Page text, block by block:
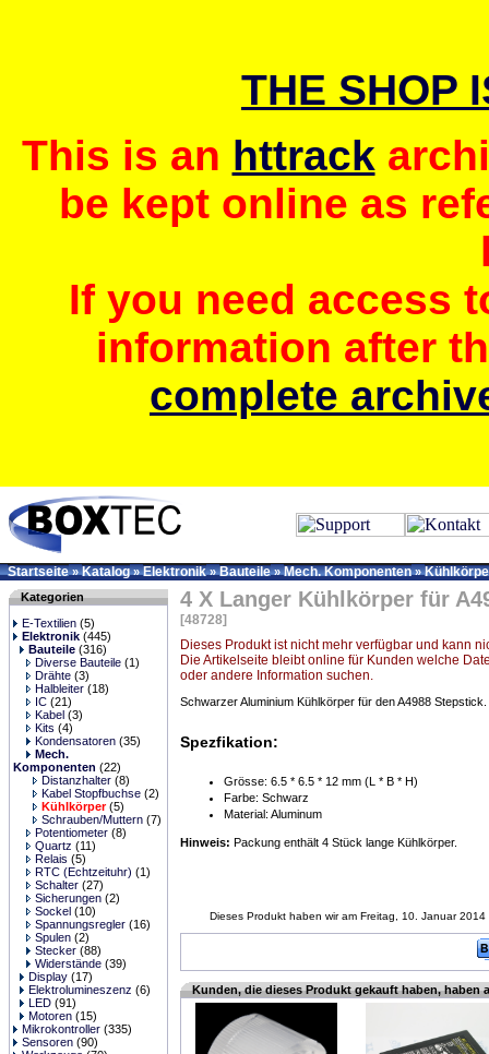
THE SHOP
This is an httrack
be kept online as
If you need access
information after
complete
Startseite»Katalog»Elektronik»Bauteile»Mech. Komponenten»
Kategorien
E-Textilien (5)
Elektronik (445)
Bauteile (316)
Diverse Bauteile (1)
Drähte (3)
Halbleiter (18)
IC (21)
Kabel (3)
Kits (4)
Kondensatoren (35)
Mech.
Komponenten (22)
Distanzhalter (8)
Kabel Stopfbuchse (2)
Kühlkörper(5)
Schrauben/Muttern (7)
Potentiometer (8)
Quartz (11)
Relais (5)
RTC (Echtzeituhr) (1)
Schalter (27)
Sicherungen (2)
Sockel (10)
Spannungsregler (16)
Spulen (2)
Stecker (88)
Widerstände (39)
Display (17)
Elektrolumineszenz (6)
LED (91)
Motoren (15)
Mikrokontroller (335)
Sensoren (90)
4 X Langer Kühlkörper für
[48728]
Dieses Produkt ist nicht mehr verfügbar und kann
Die Artikelseite bleibt online für Kunden welche
oder andere Information suchen.
Schwarzer Aluminium Kühlkörper für den A4988 Stepstick.
Spezfikation:
Grösse: 6.5 * 6.5 * 12 mm (L * B * H)
Farbe: Schwarz
Material: Aluminum
Hinweis: Packung enthält 4 Stück lange Kühlkörper.
Dieses Produkt haben wir am Freitag, 10. Januar
Kunden, die dieses Produkt gekauft haben, haben